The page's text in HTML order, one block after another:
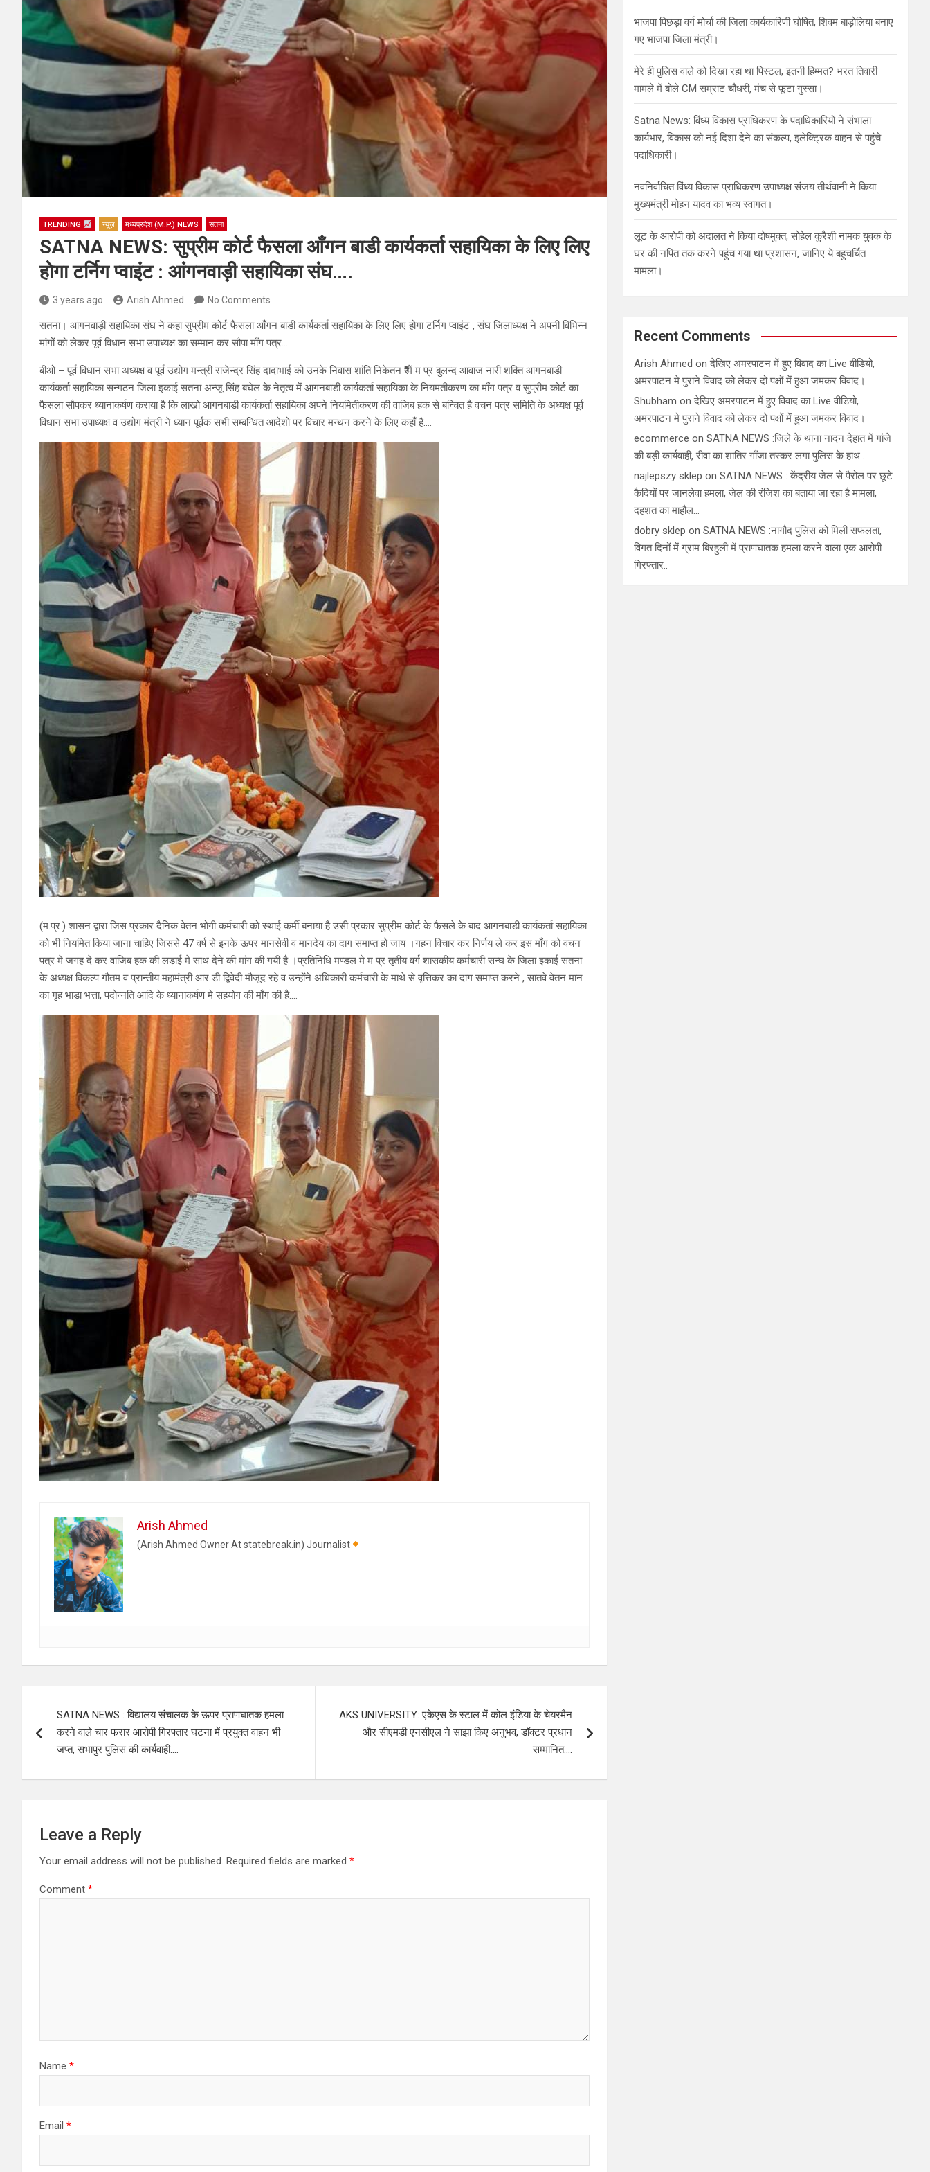
TRENDING न्यूज़ मध्यप्रदेश (M.P.) NEWS सतना
SATNA NEWS: सुप्रीम कोर्ट फैसला आँगन बाडी कार्यकर्ता सहायिका के लिए लिए
होगा टर्निग प्वाइंट : आंगनवाड़ी सहायिका संघ….
3 years ago Arish Ahmed No Comments
सतना। आंगनवाड़ी सहायिका संघ ने कहा सुप्रीम कोर्ट फैसला आँगन बाडी कार्यकर्ता सहायिका के लिए लिए होगा टर्निग प्वाइंट , संघ जिलाध्यक्ष ने अपनी विभिन्न
मांगों को लेकर पूर्व विधान सभा उपाध्यक्ष का सम्मान कर सौपा माँग पत्र….
बीओ – पूर्व विधान सभा अध्यक्ष व पूर्व उद्योग मन्त्री राजेन्द्र सिंह दादाभाई को उनके निवास शांति निकेतन ₹ में म प्र बुलन्द आवाज नारी शक्ति आगनबाडी
कार्यकर्ता सहायिका सन्गठन जिला इकाई सतना अन्जू सिंह बघेल के नेतृत्व में आगनबाडी कार्यकर्ता सहायिका के नियमतीकरण का माँग पत्र व सुप्रीम कोर्ट का
फैसला सौपकर ध्यानाकर्षण कराया है कि लाखो आगनबाडी कार्यकर्ता सहायिका अपने नियमितीकरण की वाजिब हक से बन्चित है वचन पत्र समिति के अध्यक्ष पूर्व
विधान सभा उपाध्यक्ष व उद्योग मंत्री ने ध्यान पूर्वक सभी सम्बन्धित आदेशो पर विचार मन्थन करने के लिए कहाँ है….
(म.प्र.) शासन द्वारा जिस प्रकार दैनिक वेतन भोगी कर्मचारी को स्थाई कर्मी बनाया है उसी प्रकार सुप्रीम कोर्ट के फैसले के बाद आगनबाडी कार्यकर्ता सहायिका
को भी नियमित किया जाना चाहिए जिससे 47 वर्ष से इनके ऊपर मानसेवी व मानदेय का दाग समाप्त हो जाय ।गहन विचार कर निर्णय ले कर इस माँग को वचन
पत्र मे जगह दे कर वाजिब हक की लड़ाई मे साथ देने की मांग की गयी है ।प्रतिनिधि मण्डल मे म प्र तृतीय वर्ग शासकीय कर्मचारी सन्घ के जिला इकाई सतना
के अध्यक्ष विकल्प गौतम व प्रान्तीय महामंत्री आर डी द्विवेदी मौजूद रहे व उन्होंने अधिकारी कर्मचारी के माथे से वृत्तिकर का दाग समाप्त करने , सातवे वेतन मान
का गृह भाडा भत्ता, पदोन्नति आदि के ध्यानाकर्षण मे सहयोग की माँग की है….
Arish Ahmed
(Arish Ahmed Owner At statebreak.in) Journalist
navigation
SATNA NEWS : विद्यालय संचालक के ऊपर प्राणघातक हमला
करने वाले चार फरार आरोपी गिरफ्तार घटना में प्रयुक्त वाहन भी
जप्त, सभापुर पुलिस की कार्यवाही….
AKS UNIVERSITY: एकेएस के स्टाल में कोल इंडिया के चेयरमैन
और सीएमडी एनसीएल ने साझा किए अनुभव, डॉक्टर प्रधान
सम्मानित….
Leave a Reply
Your email address will not be published. Required fields are marked *
Comment *
Name *
Email *
भाजपा पिछड़ा वर्ग मोर्चा की जिला कार्यकारिणी घोषित, शिवम बाड़ोलिया बनाए
गए भाजपा जिला मंत्री।
मेरे ही पुलिस वाले को दिखा रहा था पिस्टल, इतनी हिम्मत? भरत तिवारी
मामले में बोले CM सम्राट चौधरी, मंच से फूटा गुस्सा।
Satna News: विंध्य विकास प्राधिकरण के पदाधिकारियों ने संभाला
कार्यभार, विकास को नई दिशा देने का संकल्प, इलेक्ट्रिक वाहन से पहुंचे
पदाधिकारी।
नवनिर्वाचित विंध्य विकास प्राधिकरण उपाध्यक्ष संजय तीर्थवानी ने किया
मुख्यमंत्री मोहन यादव का भव्य स्वागत।
लूट के आरोपी को अदालत ने किया दोषमुक्त, सोहेल कुरैशी नामक युवक के
घर की नपित तक करने पहुंच गया था प्रशासन, जानिए ये बहुचर्चित
मामला।
Recent Comments
Arish Ahmed onदेखिए अमरपाटन में हुए विवाद का Live वीडियो,
अमरपाटन मे पुराने विवाद को लेकर दो पक्षों में हुआ जमकर विवाद।
Shubham onदेखिए अमरपाटन में हुए विवाद का Live वीडियो,
अमरपाटन मे पुराने विवाद को लेकर दो पक्षों में हुआ जमकर विवाद।
ecommerce onSATNA NEWS :जिले के थाना नादन देहात में गांजे
की बड़ी कार्यवाही, रीवा का शातिर गाँजा तस्कर लगा पुलिस के हाथ..
najlepszy sklep onSATNA NEWS : केंद्रीय जेल से पैरोल पर छूटे
कैदियों पर जानलेवा हमला, जेल की रंजिश का बताया जा रहा है मामला,
दहशत का माहौल…
dobry sklep onSATNA NEWS :नागौद पुलिस को मिली सफलता,
विगत दिनों में ग्राम बिरहुली में प्राणघातक हमला करने वाला एक आरोपी
गिरफ्तार..